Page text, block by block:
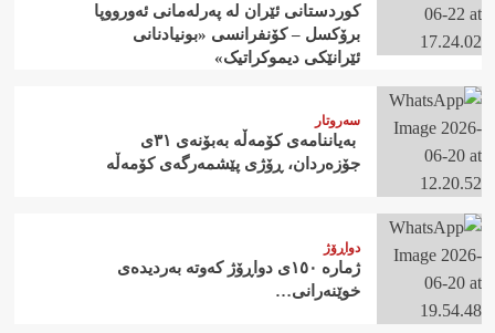
کوردستانی ئێران لە پەرلەمانی ئەورووپا
برۆکسل – کۆنفرانسی «بونیادنانی
ئێرانێکی دیموکراتیک»
سەروتار
‍ بەیاننامەی کۆمەڵە بەبۆنەی ٣١ی
جۆزەردان، ڕۆژی پێشمەرگەی کۆمەڵە
دواڕۆژ
ژمارە ١٥٠ی دواڕۆژ کەوتە بەردیدەی
خوێنەرانی…